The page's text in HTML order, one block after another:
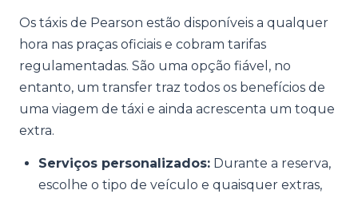
Os táxis de Pearson estão disponíveis a qualquer
hora nas praças oficiais e cobram tarifas
regulamentadas. São uma opção fiável, no
entanto, um transfer traz todos os benefícios de
uma viagem de táxi e ainda acrescenta um toque
extra.
Serviços personalizados: Durante a reserva,
escolhe o tipo de veículo e quaisquer extras,